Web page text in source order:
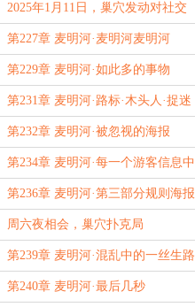
2025年1月11日，巢穴发动对社交
媒体的侵略战争
第227章 麦明河·麦明河麦明河
第229章 麦明河·如此多的事物
第231章 麦明河·路标·木头人·捉迷
藏
第232章 麦明河·被忽视的海报
第234章 麦明河·每一个游客信息中
心里
第236章 麦明河·第三部分规则海报
在……
周六夜相会，巢穴扑克局
第239章 麦明河·混乱中的一丝生路
第240章 麦明河·最后几秒